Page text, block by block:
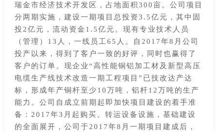
瑞金市经济技术开发区，占地面积300亩。公司项目
分两期实施，建设一期项目总投资3.5亿元，其中固
投2亿元，流动资金1.5亿元。现有专业技术人员
（管理）13人，一线员工65人。自2017年8月公司
投产以来，得到了客户一致的好评，同时也赢得了
客户的订单。现企业“高性能铜铝加工材及新型高压
电缆生产线技术改造一期工程项目”已技改达产达
标，形成年产铜杆至少10万吨，铝杆12万吨的生产
能力。公司自成立前期起即加快项目建设的着手准
备：2017年3月起购买、转运设备设施，基础建设
的全面展开，公司于2017年8月一期项目建成后，